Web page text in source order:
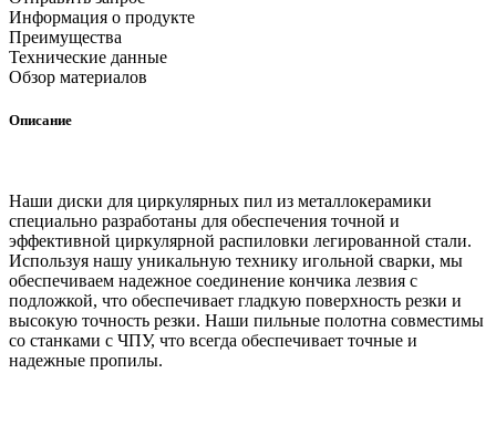
Информация о продукте
Преимущества
Технические данные
Обзор материалов
Описание
Наши диски для циркулярных пил из металлокерамики
специально разработаны для обеспечения точной и
эффективной циркулярной распиловки легированной стали.
Используя нашу уникальную технику игольной сварки, мы
обеспечиваем надежное соединение кончика лезвия с
подложкой, что обеспечивает гладкую поверхность резки и
высокую точность резки. Наши пильные полотна совместимы
со станками с ЧПУ, что всегда обеспечивает точные и
надежные пропилы.